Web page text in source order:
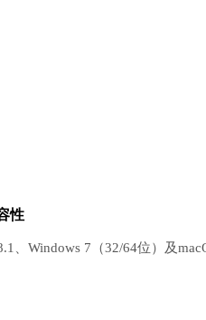
性
、Windows 7（32/64位）及